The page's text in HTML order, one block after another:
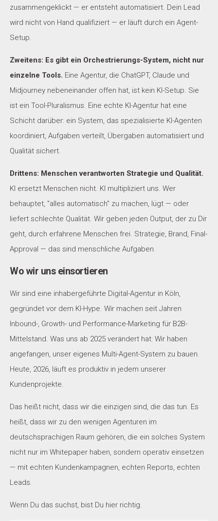
zusammengeklickt — er entsteht automatisiert. Dein Lead
wird nicht von Hand qualifiziert — er läuft durch ein Agent-
Setup.
Zweitens: Es gibt ein Orchestrierungs-System, nicht nur
einzelne Tools. Eine Agentur, die ChatGPT, Claude und
Midjourney nebeneinander offen hat, ist kein KI-Setup. Sie
ist ein Tool-Pluralismus. Eine echte KI-Agentur hat eine
Schicht darüber: ein System, das spezialisierte KI-Agenten
koordiniert, Aufgaben verteilt, Übergaben automatisiert und
Qualität sichert.
Drittens: Menschen verantworten Strategie und Qualität.
KI ersetzt Menschen nicht. KI multipliziert uns. Wer
behauptet, "alles automatisch" zu machen, lügt — oder
liefert schlechte Qualität. Wir geben jeden Output, der zu Dir
geht, durch erfahrene Menschen frei. Strategie, Brand, Final-
Approval — das sind menschliche Aufgaben.
Wo wir uns einsortieren
Wir sind eine inhabergeführte Digital-Agentur in Köln,
gegründet vor dem KI-Hype. Wir machen seit Jahren
Inbound-, Growth- und Performance-Marketing für B2B-
Mittelstand. Was uns ab 2025 verändert hat: Wir haben
angefangen, unser eigenes Multi-Agent-System zu bauen.
Heute, 2026, läuft es produktiv in jedem unserer
Kundenprojekte.
Das heißt nicht, dass wir die einzigen sind, die das tun. Es
heißt, dass wir zu den wenigen Agenturen im
deutschsprachigen Raum gehören, die ein solches System
nicht nur im Whitepaper haben, sondern operativ einsetzen
— mit echten Kundenkampagnen, echten Reports, echten
Leads.
Wenn Du das suchst, bist Du hier richtig.